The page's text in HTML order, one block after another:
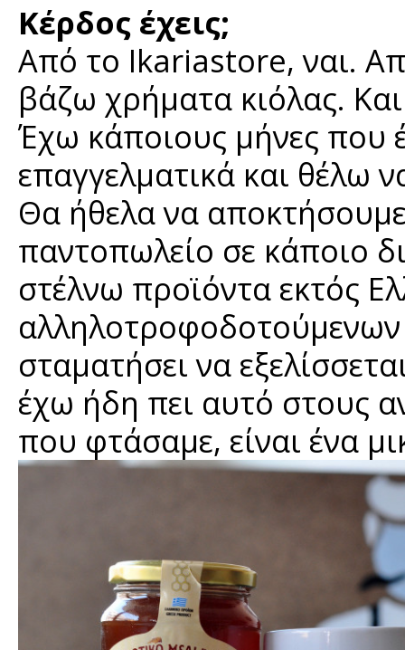
Κέρδος έχεις;
Από το Ikariastore, ναι.
βάζω χρήματα κιόλας.
Έχω κάποιους μήνες που
επαγγελματικά και θέλω
Θα ήθελα να
παντοπωλείο σε κάποιο
στέλνω προϊόντα εκτός
σταματήσει να
έχω ήδη πει αυτό στους
που φτάσαμε, είναι ένα